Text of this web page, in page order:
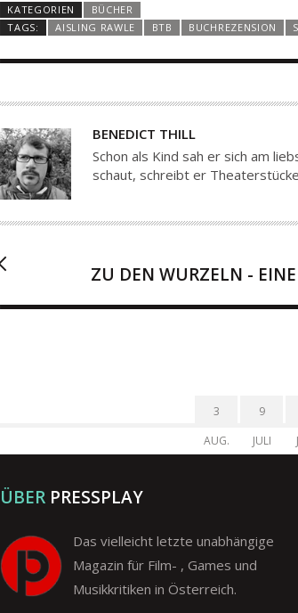
KATEGORIEN
BÜCHER
TAGS:
AISLING RAWLE BTB BUCHREZENSION
A
U
T
R
BENEDICT THILL
Schon als Kind sah er sich am
schaut, schreibt er
ZU DEN WURZELN -
3
AUG.
9
JULI
ÜBER PRESSPLAY
Das vielleicht letzte unabhängige
Magazin für Film- , Games und
Musikkritiken in Österreich.